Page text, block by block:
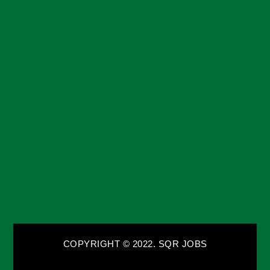
COPYRIGHT © 2022. SQR JOBS